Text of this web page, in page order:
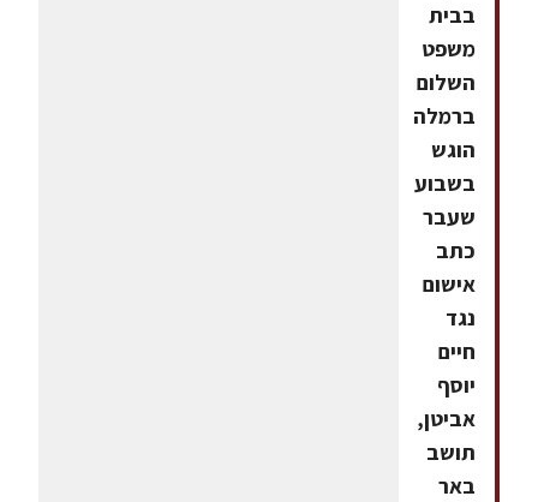
בבית
משפט
השלום
ברמלה
הוגש
בשבוע
שעבר
כתב
אישום
נגד
חיים
יוסף
אביטן,
תושב
באר